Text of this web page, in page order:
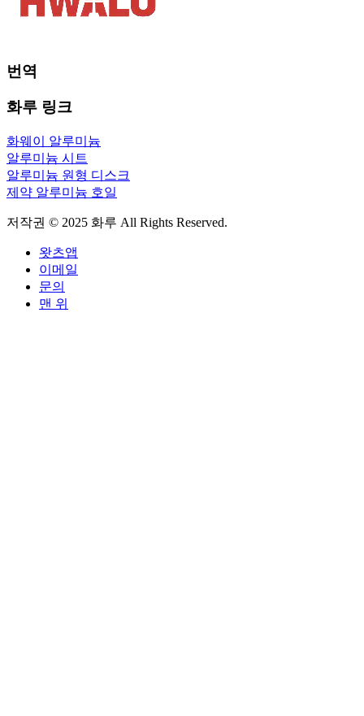
번역
화루 링크
화웨이 알루미늄
알루미늄 시트
알루미늄 원형 디스크
제약 알루미늄 호일
저작권 © 2025 화루 All Rights Reserved.
왓츠앱
이메일
문의
맨 위